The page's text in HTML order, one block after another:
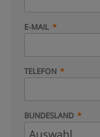
E-MAIL
TELEFON
BUNDESLAND